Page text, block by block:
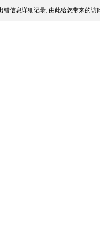
错信息详细记录, 由此给您带来的访